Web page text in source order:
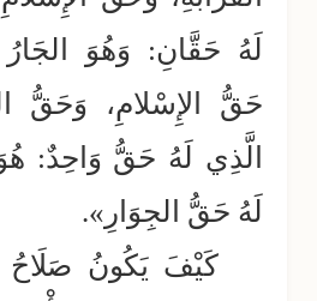
لَهُ حَقَّانِ: وَهُوَ
حَقُّ الإِسْلامِ، وَحَقُّ
الَّذِي لَهُ حَقُّ وَاحِدٌ: هُوَ
لَهُ حَقُّ الجِوَارِ».
كَيْفَ يَكُونُ صَلَاحُ